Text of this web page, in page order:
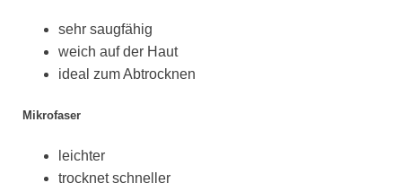
sehr saugfähig
weich auf der Haut
ideal zum Abtrocknen
Mikrofaser
leichter
trocknet schneller